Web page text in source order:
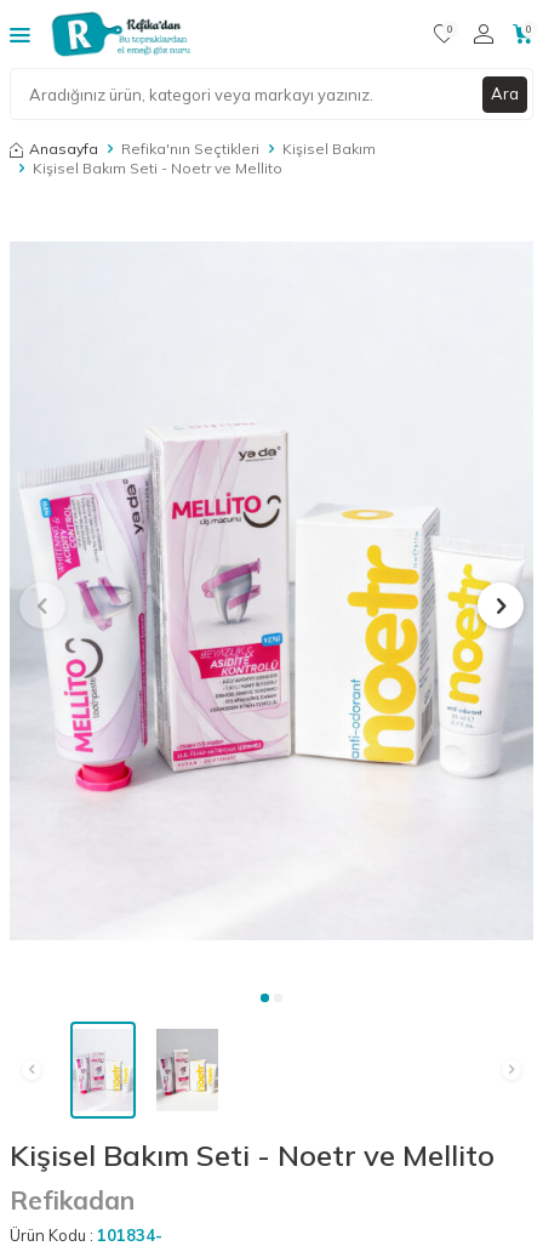
Ara
0 0
Anasayfa Refika'nın Seçtikleri
Kişisel Bakım
Kişisel Bakım Seti - Noetr ve Mellito
Kişisel Bakım Seti - Noetr ve Mellito
Refikadan
Ürün Kodu : 101834-